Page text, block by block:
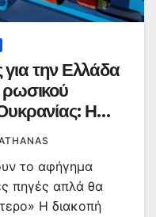
για την Ελλάδα
Η
το αφήγημα
πηγές απλά θα
Η διακοπή